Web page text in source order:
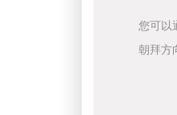
您可以
朝拜方